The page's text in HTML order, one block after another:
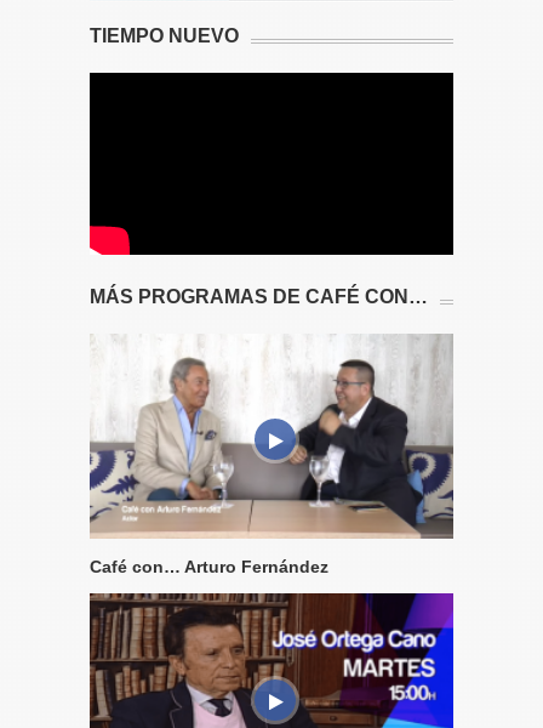
TIEMPO NUEVO
MÁS PROGRAMAS DE CAFÉ CON…
Café con… Arturo Fernández